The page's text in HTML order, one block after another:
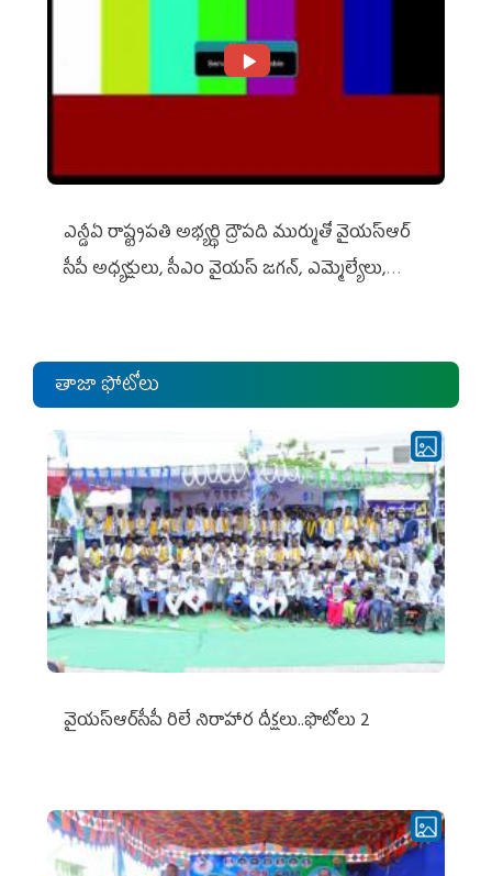
ఎన్డీఏ రాష్ట్ర‌ప‌తి అభ్య‌ర్థి ద్రౌప‌ది ముర్ముతో వైయ‌స్ఆర్
సీపీ అధ్య‌క్షులు, సీఎం వైయ‌స్ జ‌గ‌న్, ఎమ్మెల్యేలు,
తాజా ఫోటోలు
వైయ‌స్ఆర్‌సీపీ రిలే నిరాహార దీక్షలు..ఫొటోలు 2